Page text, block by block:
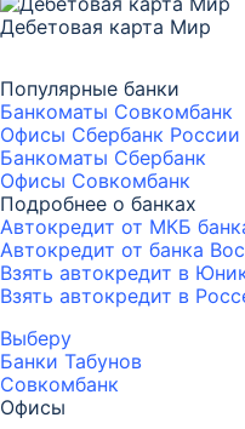
Дебетовая карта Мир
Популярные банки
Банкоматы Совкомбанк
Офисы Сбербанк России
Банкоматы Сбербанк
Офисы Совкомбанк
Подробнее о банках
Автокредит от МКБ
Автокредит от банка
Взять автокредит в
Взять автокредит в
Выберу
Банки Табунов
Совкомбанк
Офисы